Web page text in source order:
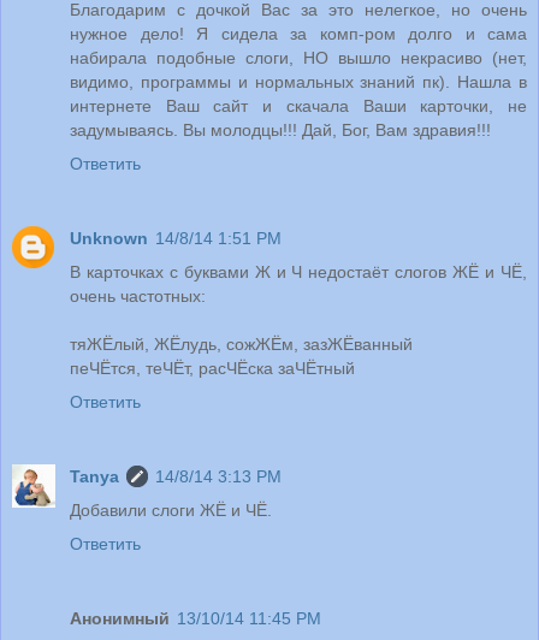
Благодарим с дочкой Вас за это нелегкое, но очень
нужное дело! Я сидела за комп-ром долго и сама
набирала подобные слоги, НО вышло некрасиво (нет,
видимо, программы и нормальных знаний пк). Нашла в
интернете Ваш сайт и скачала Ваши карточки, не
задумываясь. Вы молодцы!!! Дай, Бог, Вам здравия!!!
Ответить
Unknown 14/8/14 1:51 PM
В карточках с буквами Ж и Ч недостаёт слогов ЖЁ и ЧЁ,
очень частотных:
тяЖЁлый, ЖЁлудь, сожЖЁм, зазЖЁванный
пеЧЁтся, теЧЁт, расЧЁска заЧЁтный
Ответить
Tanya
14/8/14 3:13 PM
Добавили слоги ЖЁ и ЧЁ.
Ответить
Анонимный 13/10/14 11:45 PM